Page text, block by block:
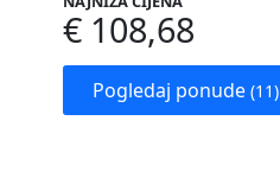
€ 108,68
Pogledaj ponude (11)